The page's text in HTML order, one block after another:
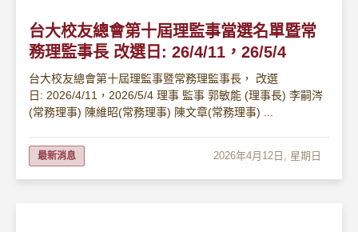
台大校友總會第十屆理監事當選名單暨常
務理監事長 改選日: 26/4/11，26/5/4
台大校友總會第十屆理監事暨常務理監事長， 改選
日: 2026/4/11，2026/5/4 理事 監事 郭敏能 (理事長) 李嗣涔
(常務理事) 陳維昭(常務理事) 陳文章(常務理事) ...
最新消息 2026年4月12日, 星期日